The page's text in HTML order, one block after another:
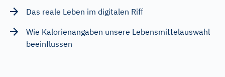
Das reale Leben im digitalen Riff
Wie Kalorienangaben unsere Lebensmittelauswahl
beeinflussen